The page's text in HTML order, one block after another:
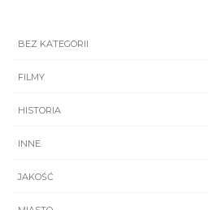
BEZ KATEGORII
FILMY
HISTORIA
INNE
JAKOŚĆ